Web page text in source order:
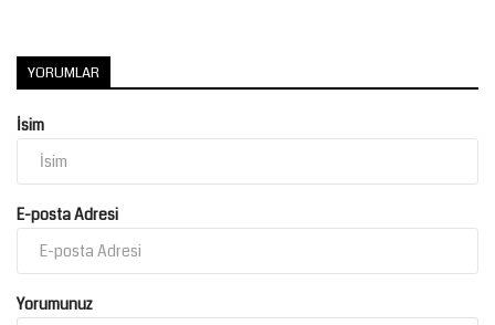
Kültür Sanat
YORUMLAR
İsim
E-posta Adresi
Yorumunuz